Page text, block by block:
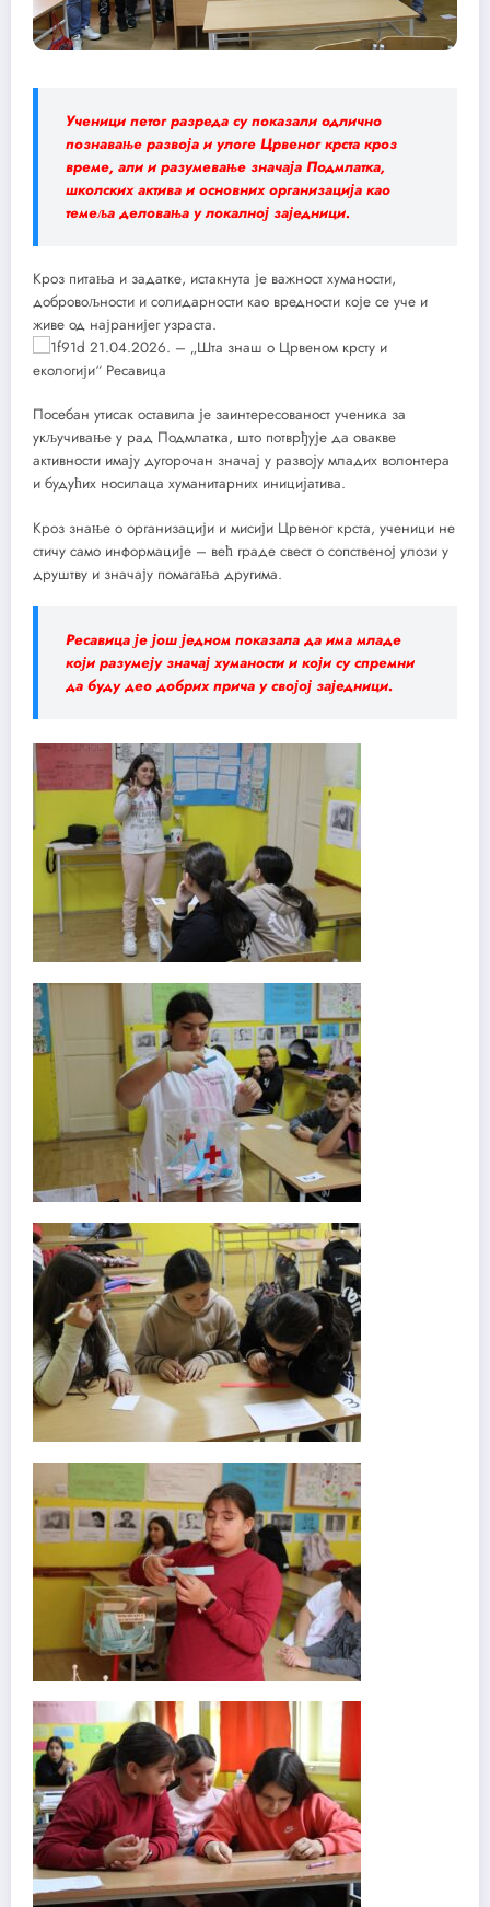
Ученици петог разреда су показали одлично
познавање развоја и улоге Црвеног крста кроз
време, али и разумевање значаја Подмлатка,
школских актива и основних организација као
темеља деловања у локалној заједници.
Кроз питања и задатке, истакнута је важност хуманости,
добровољности и солидарности као вредности које се уче и
живе од најранијег узраста.
Посебан утисак оставила је заинтересованост ученика за
укључивање у рад Подмлатка, што потврђује да овакве
активности имају дугорочан значај у развоју младих волонтера
и будућих носилаца хуманитарних иницијатива.
Кроз знање о организацији и мисији Црвеног крста, ученици не
стичу само информације – већ граде свест о сопственој улози у
друштву и значају помагања другима.
Ресавица је још једном показала да има младе
који разумеју значај хуманости и који су спремни
да буду део добрих прича у својој заједници.